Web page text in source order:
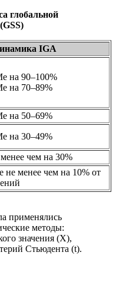
глобальной
IGA
на 90–100%
на 70–89%
на 50–69%
на 30–49%
чем на 30%
не менее чем на 10% от
применялись
методы:
значения (Х),
Стьюдента (t).